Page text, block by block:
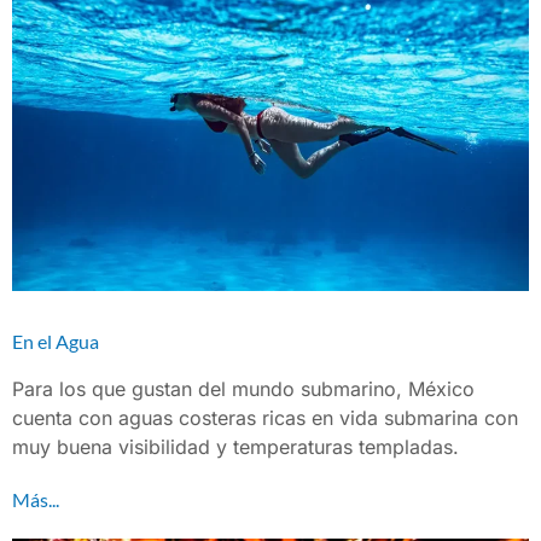
En el Agua
Para los que gustan del mundo submarino, México
cuenta con aguas costeras ricas en vida submarina con
muy buena visibilidad y temperaturas templadas.
Más...